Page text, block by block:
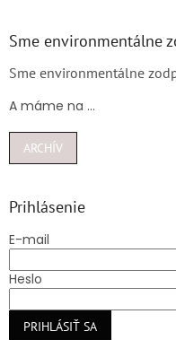
Sme environmentálne
Sme environmentálne
A máme na ...
ARCHÍV
Prihlásenie
E-mail
Heslo
PRIHLÁSIŤ SA